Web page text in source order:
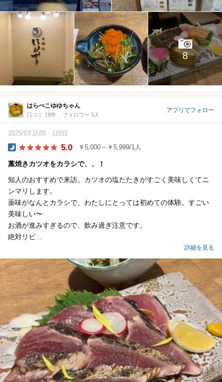
8
はらぺこゆゆちゃん
口コミ 19件 フォロワー 0人
アプリでフォロー
2025/03 訪問 1回目
5.0 ￥5,000～￥5,999/1人
藁焼きカツオをカラシで、、！
知人のおすすめで来訪。カツオの塩たたきがすごく美味しくてニ
ンマリします。
薬味がなんとカラシで、わたしにとっては初めての体験。すごい
美味しい〜
お酒が進みすぎるので、飲み過ぎ注意です。
絶対リピ...
詳細を見る